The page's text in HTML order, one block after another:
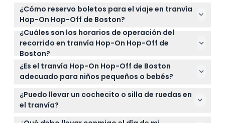
¿Cómo reservo boletos para el viaje en tranvía
Hop-On Hop-Off de Boston?
Puedes reservar tus boletos fácilmente en línea
aquí mismo en este sitio web para una experiencia
conveniente y segura. Simplemente selecciona la
fecha que prefieras y confirma tu compra para
comenzar.
¿Cuáles son los horarios de operación del
recorrido en tranvía Hop-On Hop-Off de
Boston?
Los tranvías operan diariamente de 9:00 AM a 5:00
PM entre abril y octubre, y de 9:00 AM a 4:00 PM de
noviembre a marzo. Los tranvías suelen salir cada
15 a 30 minutos (sujeto a cambios — por favor
confirma al momento de la reserva).
¿Es el tranvía Hop-On Hop-Off de Boston
adecuado para niños pequeños o bebés?
¡Sí! Los niños de 0 a 3 años viajan gratis, pero
asegúrate de incluirlos en tu conteo al hacer la
¿Puedo llevar un cochecito o silla de ruedas en
el tranvía?
Desafortunadamente, los tranvías no son